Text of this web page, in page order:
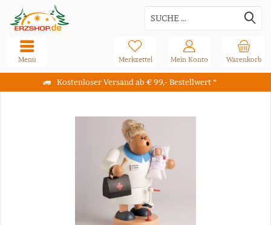
Kostenloser Versand ab € 99,- Bestellwert *
Warenkorb
Merkzettel Mein Konto
Menü